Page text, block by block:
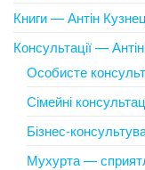
Книги — Антін
Консультації —
Особисте
Сімейні
Бізнес-
Мухурта —